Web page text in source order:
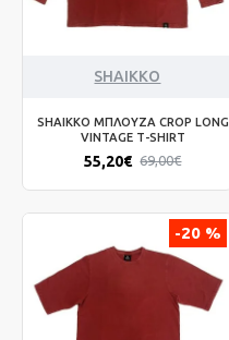
SHAIKKO
SHAIKKO ΜΠΛΟΥΖΑ CROP LONG
VINTAGE T-SHIRT
55,20€ 69,00€
-20 %